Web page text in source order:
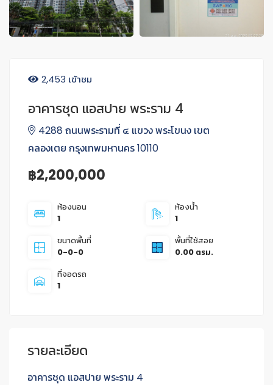
2,453 เข้าชม
อาคารชุด แอสปาย พระราม 4
4288 ถนนพระรามที่ ๔ แขวง พระโขนง เขต
คลองเตย กรุงเทพมหานคร 10110
฿2,200,000
ห้องนอน
1
ห้องน้ำ
1
ขนาดพื้นที่
0-0-0
พื้นที่ใช้สอย
0.00 ตรม.
ที่จอดรถ
1
รายละเอียด
อาคารชุด แอสปาย พระราม 4